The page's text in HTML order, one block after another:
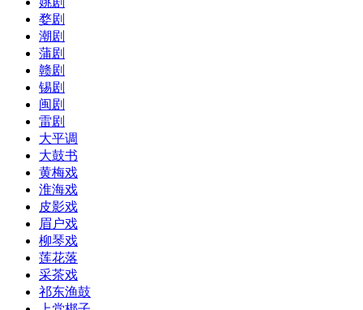
婺剧
潮剧
蒲剧
赣剧
锡剧
闽剧
雷剧
大平调
大鼓书
黄梅戏
淮海戏
皮影戏
眉户戏
柳琴戏
莲花落
采茶戏
祁东渔鼓